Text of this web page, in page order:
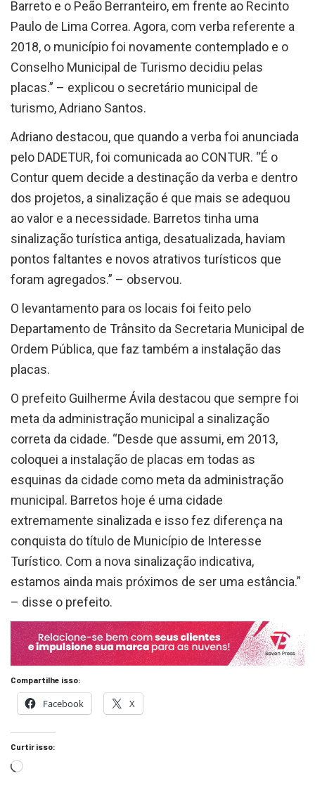
Paulo de Lima Correa. Agora, com verba referente a
2018, o município foi novamente contemplado e o
Conselho Municipal de Turismo decidiu pelas
placas.” – explicou o secretário municipal de
turismo, Adriano Santos.
Adriano destacou, que quando a verba foi anunciada
pelo DADETUR, foi comunicada ao CONTUR. “É o
Contur quem decide a destinação da verba e dentro
dos projetos, a sinalização é que mais se adequou
ao valor e a necessidade. Barretos tinha uma
sinalização turística antiga, desatualizada, haviam
pontos faltantes e novos atrativos turísticos que
foram agregados.” – observou.
O levantamento para os locais foi feito pelo
Departamento de Trânsito da Secretaria Municipal de
Ordem Pública, que faz também a instalação das
placas.
O prefeito Guilherme Ávila destacou que sempre foi
meta da administração municipal a sinalização
correta da cidade. “Desde que assumi, em 2013,
coloquei a instalação de placas em todas as
esquinas da cidade como meta da administração
municipal. Barretos hoje é uma cidade
extremamente sinalizada e isso fez diferença na
conquista do título de Município de Interesse
Turístico. Com a nova sinalização indicativa,
estamos ainda mais próximos de ser uma estância.”
– disse o prefeito.
Compartilhe isso:
Facebook